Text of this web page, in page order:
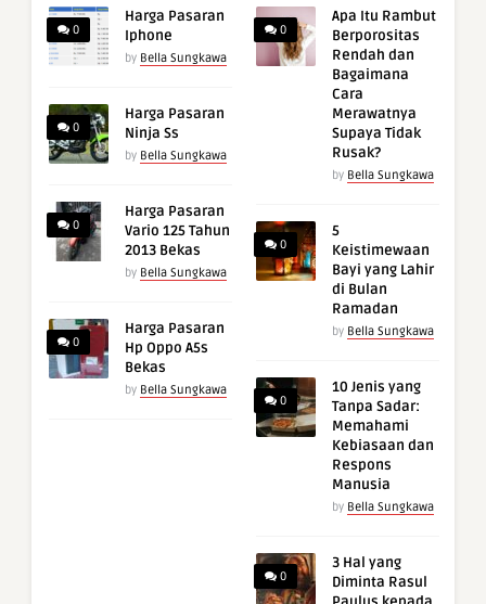
0
Harga Pasaran
Iphone
by Bella Sungkawa
0
Harga Pasaran
Ninja Ss
by Bella Sungkawa
0
Harga Pasaran
Vario 125 Tahun
2013 Bekas
by Bella Sungkawa
0
Harga Pasaran
Hp Oppo A5s
Bekas
by Bella Sungkawa
0
Apa Itu Rambut
Berporositas
Rendah dan
Bagaimana
Cara
Merawatnya
Supaya Tidak
Rusak?
by Bella Sungkawa
0
5
Keistimewaan
Bayi yang Lahir
di Bulan
Ramadan
by Bella Sungkawa
0
10 Jenis yang
Tanpa Sadar:
Memahami
Kebiasaan dan
Respons
Manusia
by Bella Sungkawa
0
3 Hal yang
Diminta Rasul